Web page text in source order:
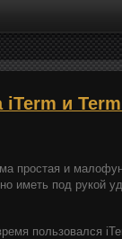
и
и
иметь под рукой
пользовался